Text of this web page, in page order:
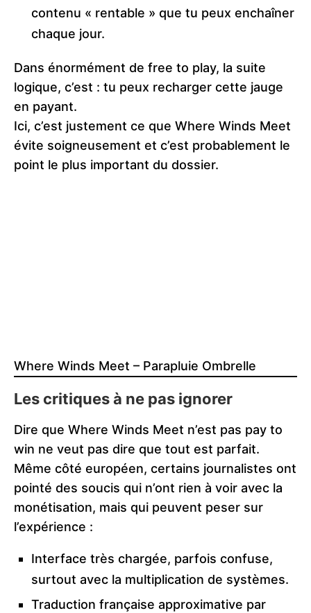
contenu « rentable » que tu peux enchaîner
chaque jour.
Dans énormément de free to play, la suite
logique, c’est : tu peux recharger cette jauge
en payant.
Ici, c’est justement ce que Where Winds Meet
évite soigneusement et c’est probablement le
point le plus important du dossier.
Where Winds Meet – Parapluie Ombrelle
Les critiques à ne pas ignorer
Dire que Where Winds Meet n’est pas pay to
win ne veut pas dire que tout est parfait.
Même côté européen, certains journalistes ont
pointé des soucis qui n’ont rien à voir avec la
monétisation, mais qui peuvent peser sur
l’expérience :
Interface très chargée, parfois confuse,
surtout avec la multiplication de systèmes.
Traduction française approximative par